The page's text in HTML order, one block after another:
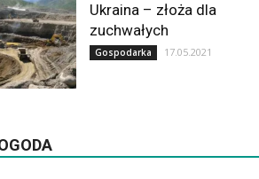
Ukraina – złoża dla
zuchwałych
Gospodarka 17.05.2021